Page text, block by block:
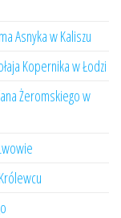
Asnyka w Kaliszu
Kopernika w Łodzi
Żeromskiego w